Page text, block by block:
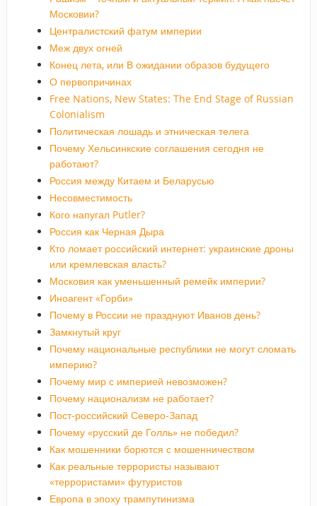
Московии?
Централистский фатум империи
Меж двух огней
Конец лета, или В ожидании образов будущего
О первопричинах
Free Nations, New States: The End Stage of Russian
Colonialism
Политическая лошадь и этническая телега
Почему Хельсинкские соглашения сегодня не
работают?
Россия между Китаем и Беларусью
Несовместимость
Кого напугал Putler?
Россия как Черная Дыра
Кто ломает российский интернет: украинские дроны
или кремлевская власть?
Московия как уменьшенный ремейк империи?
Иноагент «Горби»
Почему в России не празднуют Иванов день?
Замкнутый круг
Почему национальные республики не могут сломать
империю?
Почему мир с империей невозможен?
Почему национализм не работает?
Пост-российский Северо-Запад
Почему «русский де Голль» не победил?
Как мошенники борются с мошенничеством
Как реальные террористы называют
«террористами» футуристов
Европа в эпоху трампутинизма